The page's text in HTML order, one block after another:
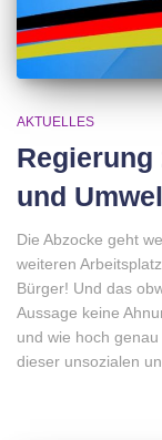
AKTUELLES
und
Die Abzocke geht
weiteren
Bürger! Und das
Aussage keine
und wie hoch
dieser unsozialen